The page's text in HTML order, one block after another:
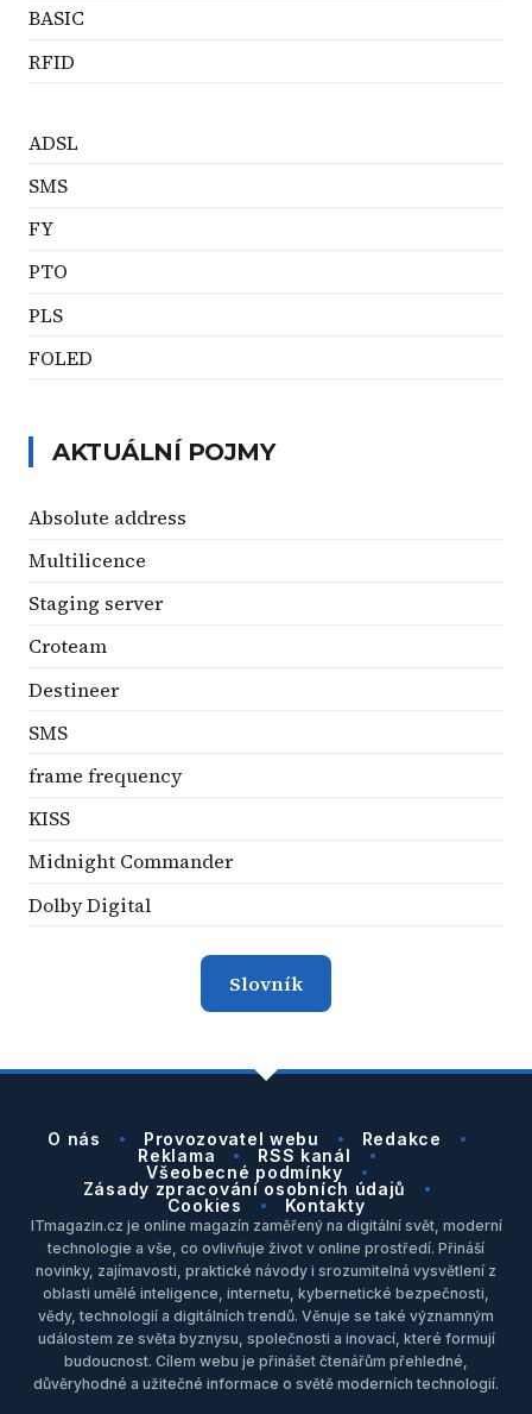
BASIC
RFID
ADSL
SMS
FY
PTO
PLS
FOLED
AKTUÁLNÍ POJMY
Absolute address
Multilicence
Staging server
Croteam
Destineer
SMS
frame frequency
KISS
Midnight Commander
Dolby Digital
Slovník
O nás Provozovatel webu
Redakce
Reklama
RSS kanál
Všeobecné podmínky
Zásady zpracování osobních údajů
Cookies
Kontakty
ITmagazin.cz je online magazín zaměřený na digitální svět, moderní
technologie a vše, co ovlivňuje život v online prostředí. Přináší
novinky, zajímavosti, praktické návody i srozumitelná vysvětlení z
oblasti umělé inteligence, internetu, kybernetické bezpečnosti,
vědy, technologií a digitálních trendů. Věnuje se také významným
událostem ze světa byznysu, společnosti a inovací, které formují
budoucnost. Cílem webu je přinášet čtenářům přehledné,
důvěryhodné a užitečné informace o světě moderních technologií.